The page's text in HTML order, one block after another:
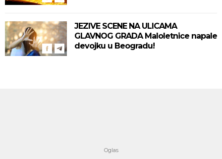
JEZIVE SCENE NA ULICAMA
GLAVNOG GRADA Maloletnice napale
devojku u Beogradu!